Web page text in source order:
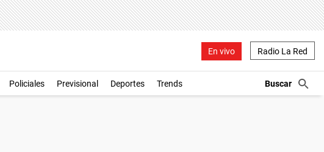
En vivo Radio La Red
Policiales Previsional Deportes Trends